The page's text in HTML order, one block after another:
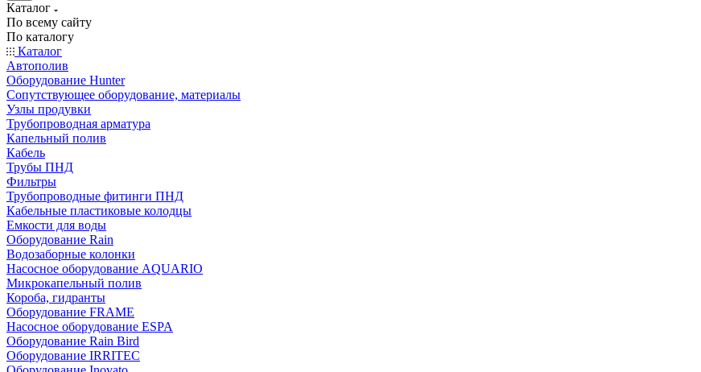
Каталог
По всему сайту
По каталогу
Каталог
Автополив
Оборудование Hunter
Сопутствующее оборудование, материалы
Узлы продувки
Трубопроводная арматура
Капельный полив
Кабель
Трубы ПНД
Фильтры
Трубопроводные фитинги ПНД
Кабельные пластиковые колодцы
Емкости для воды
Оборудование Rain
Водозаборные колонки
Насосное оборудование AQUARIO
Микрокапельный полив
Короба, гидранты
Оборудование FRAME
Насосное оборудование ESPA
Оборудование Rain Bird
Оборудование IRRITEC